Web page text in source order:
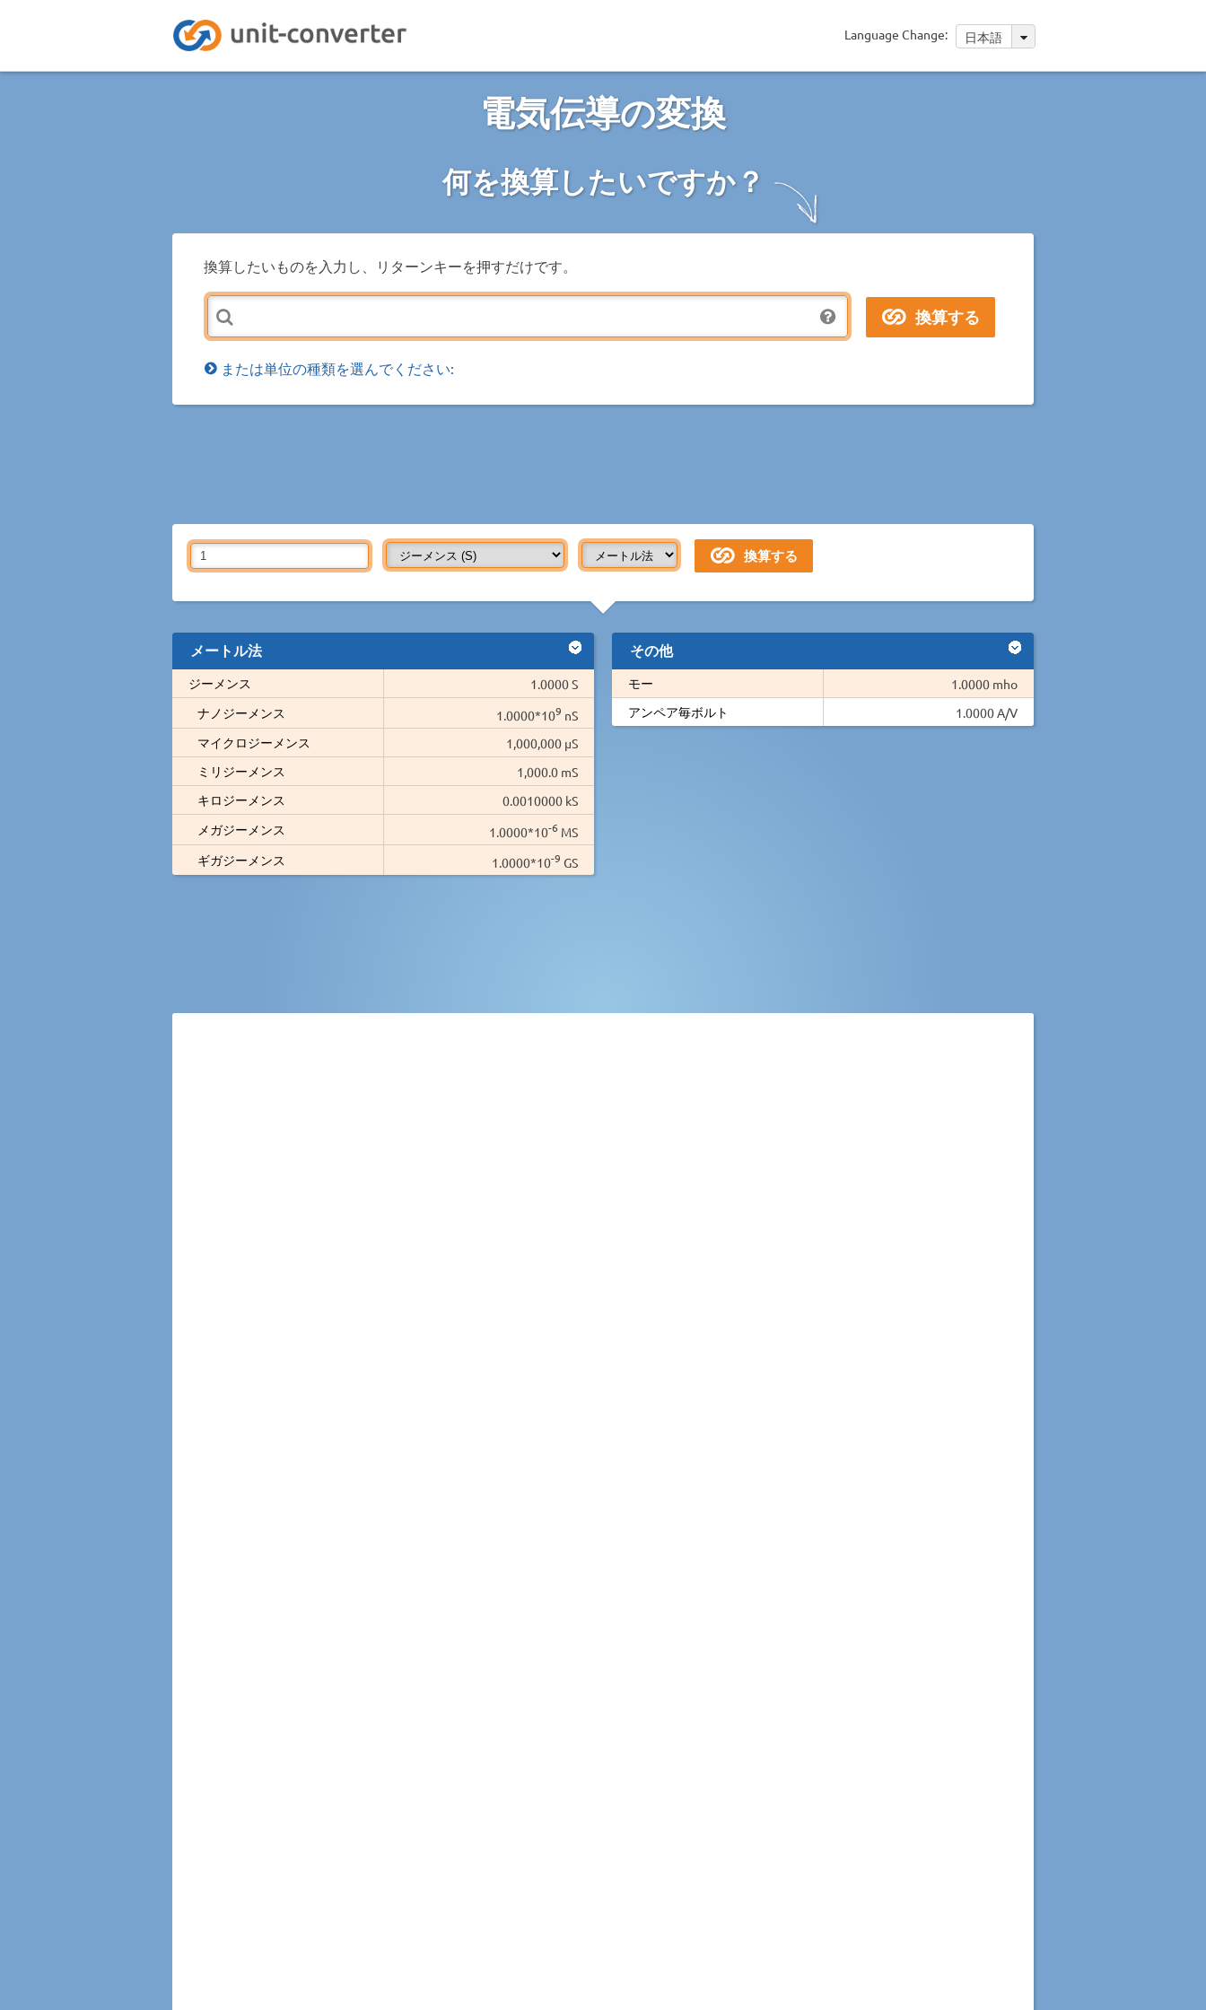
Language Change: 日本語
電気伝導の変換
何を換算したいですか？
換算したいものを入力し、リターンキーを押すだけです。
または単位の種類を選んでください:
メートル法
ジーメンス
1.0000 S
ナノジーメンス
1.0000*109 nS
マイクロジーメンス
1,000,000 µS
ミリジーメンス
1,000.0 mS
キロジーメンス
0.0010000 kS
メガジーメンス
1.0000*10-6 MS
ギガジーメンス
1.0000*10-9 GS
その他
モー
1.0000 mho
アンペア毎ボルト
1.0000 A/V